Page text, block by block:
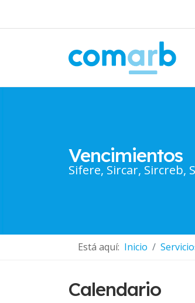
Vencimientos
Sifere, Sircar, Sircreb,
Está aquí: Inicio
Calendario